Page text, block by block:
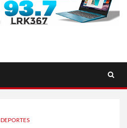
DEPORTES